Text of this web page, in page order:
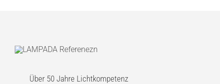
Über 50 Jahre Lichtkompetenz